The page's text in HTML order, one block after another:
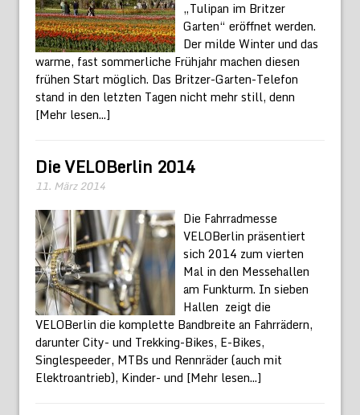
„Tulipan im Britzer
Garten“ eröffnet werden.
Der milde Winter und das
warme, fast sommerliche Frühjahr machen diesen
frühen Start möglich. Das Britzer-Garten-Telefon
stand in den letzten Tagen nicht mehr still, denn
[Mehr lesen...]
Die VELOBerlin 2014
11. März 2014
Die Fahrradmesse
VELOBerlin präsentiert
sich 2014 zum vierten
Mal in den Messehallen
am Funkturm. In sieben
Hallen zeigt die
VELOBerlin die komplette Bandbreite an Fahrrädern,
darunter City- und Trekking-Bikes, E-Bikes,
Singlespeeder, MTBs und Rennräder (auch mit
Elektroantrieb), Kinder- und [Mehr lesen...]